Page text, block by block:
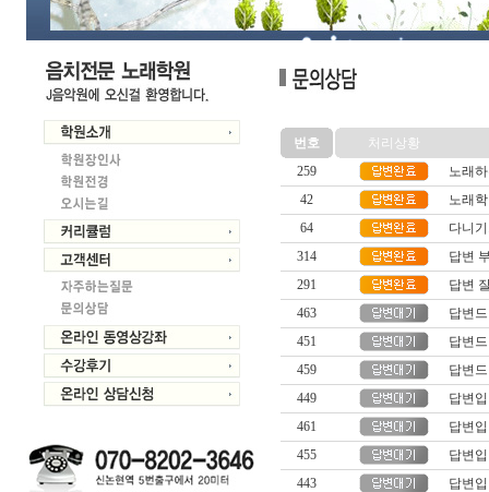
번호
처리상황
259
노래
42
노래
64
다니
314
답변
291
답변
463
답변
451
답변
459
답변
449
답변
461
답변
455
답변
443
답변